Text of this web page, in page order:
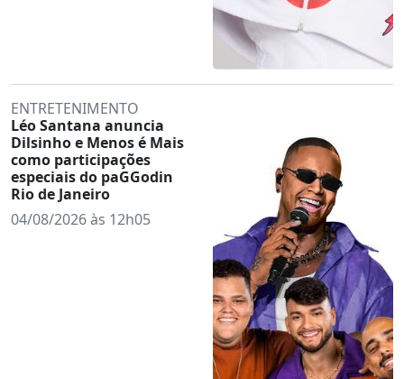
ENTRETENIMENTO
Léo Santana anuncia
Dilsinho e Menos é Mais
como participações
especiais do paGGodin
Rio de Janeiro
04/08/2026 às 12h05